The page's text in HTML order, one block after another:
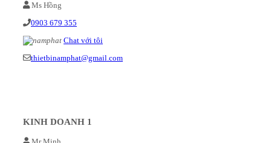
Ms Hồng
0903 679 355
Chat với tôi
thietbinamphat@gmail.com
KINH DOANH 1